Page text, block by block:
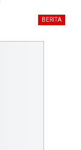
BERITA